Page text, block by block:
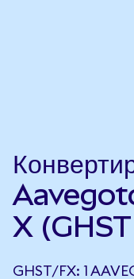
X
GHST/FX: 1